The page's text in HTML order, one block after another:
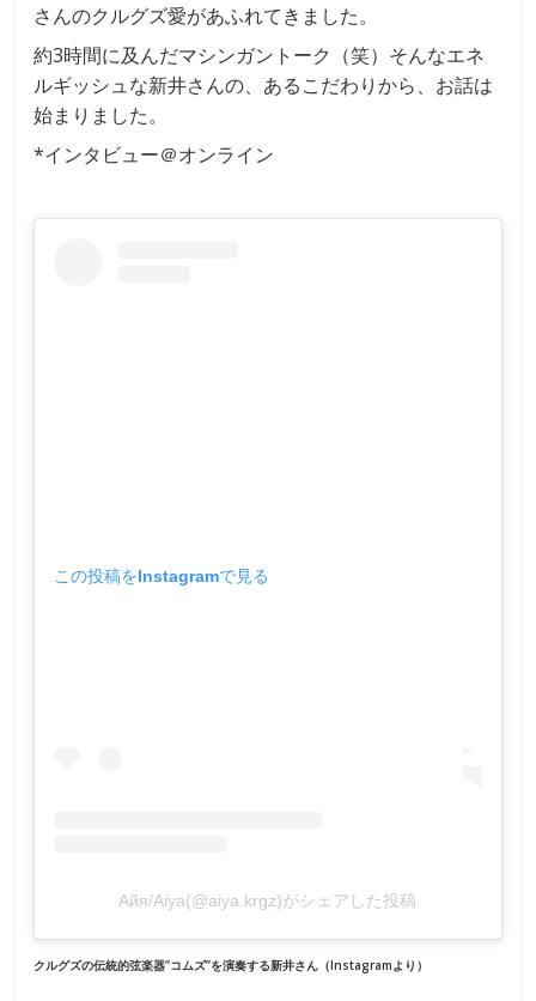
さんのクルグズ愛があふれてきました。
約3時間に及んだマシンガントーク（笑）そんなエネ
ルギッシュな新井さんの、あるこだわりから、お話は
始まりました。
*インタビュー＠オンライン
この投稿をInstagramで見る
Айя/Aiya(@aiya.krgz)がシェアした投稿
クルグズの伝統的弦楽器”コムズ”を演奏する新井さん（Instagramより）